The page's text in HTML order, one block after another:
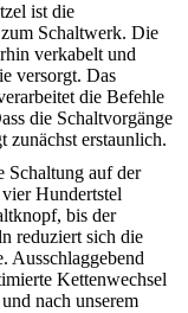
ist die
Schaltwerk. Die
verkabelt und
versorgt. Das
die Befehle
die Schaltvorgänge
zunächst erstaunlich.
Schaltung auf der
Hundertstel
bis der
reduziert sich die
Ausschlaggebend
Kettenwechsel
nach unserem